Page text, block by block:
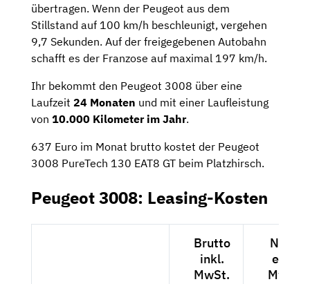
übertragen. Wenn der Peugeot aus dem
Stillstand auf 100 km/h beschleunigt, vergehen
9,7 Sekunden. Auf der freigegebenen Autobahn
schafft es der Franzose auf maximal 197 km/h.
Ihr bekommt den Peugeot 3008 über eine
Laufzeit 24 Monaten und mit einer Laufleistung
von 10.000 Kilometer im Jahr.
637 Euro im Monat brutto kostet der Peugeot
3008 PureTech 130 EAT8 GT beim Platzhirsch.
Peugeot 3008: Leasing-Kosten
Brutto
inkl.
MwSt.
Netto
exkl.
MwSt.